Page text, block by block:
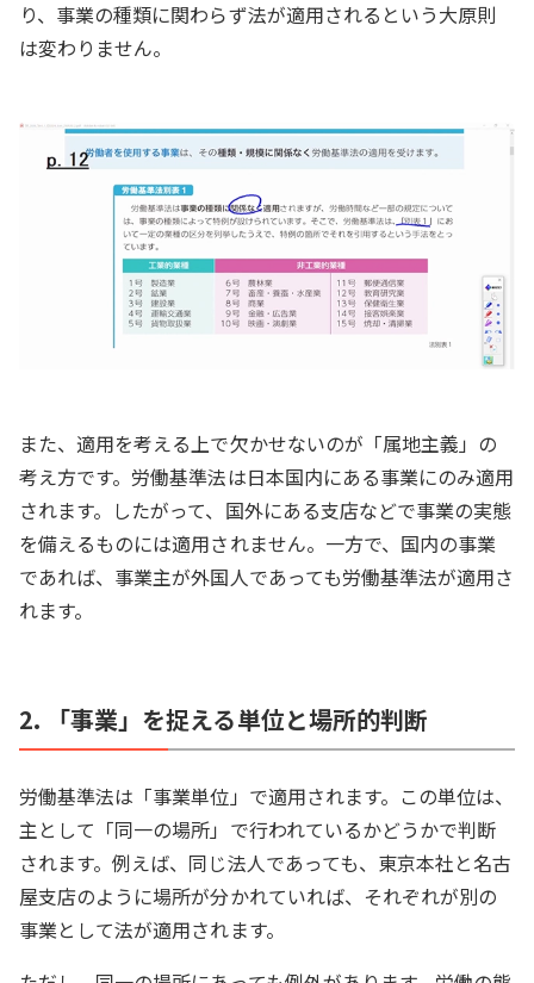
り、事業の種類に関わらず法が適用されるという大原則
は変わりません。
また、適用を考える上で欠かせないのが「属地主義」の
考え方です。労働基準法は日本国内にある事業にのみ適用
されます。したがって、国外にある支店などで事業の実態
を備えるものには適用されません。一方で、国内の事業
であれば、事業主が外国人であっても労働基準法が適用さ
れます。
2. 「事業」を捉える単位と場所的判断
労働基準法は「事業単位」で適用されます。この単位は、
主として「同一の場所」で行われているかどうかで判断
されます。例えば、同じ法人であっても、東京本社と名古
屋支店のように場所が分かれていれば、それぞれが別の
事業として法が適用されます。